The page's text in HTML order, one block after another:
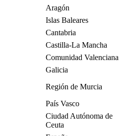
Aragón
Islas Baleares
Cantabria
Castilla-La Mancha
Comunidad Valenciana
Galicia
Región de Murcia
País Vasco
Ciudad Autónoma de
Ceuta